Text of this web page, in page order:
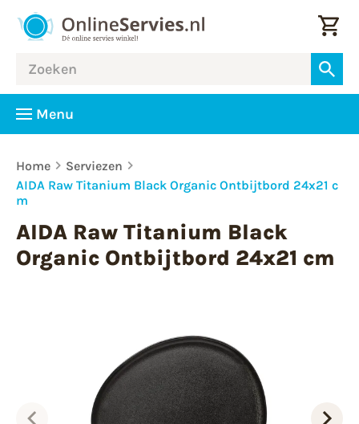
Menu
Home
Serviezen
AIDA Raw Titanium Black Organic Ontbijtbord 24x21 c
m
AIDA Raw Titanium Black
Organic Ontbijtbord 24x21 cm